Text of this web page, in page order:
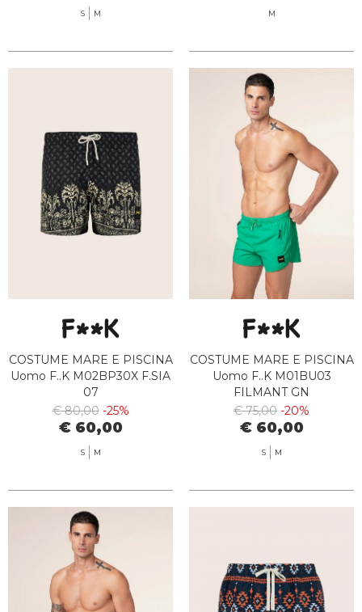
S M M
COSTUME MARE E PISCINA
Uomo F..K M02BP30X F.SIA
07
€ 80,00 -25%
€ 60,00
S M
COSTUME MARE E PISCINA
Uomo F..K M01BU03
FILMANT GN
€ 75,00 -20%
€ 60,00
S M